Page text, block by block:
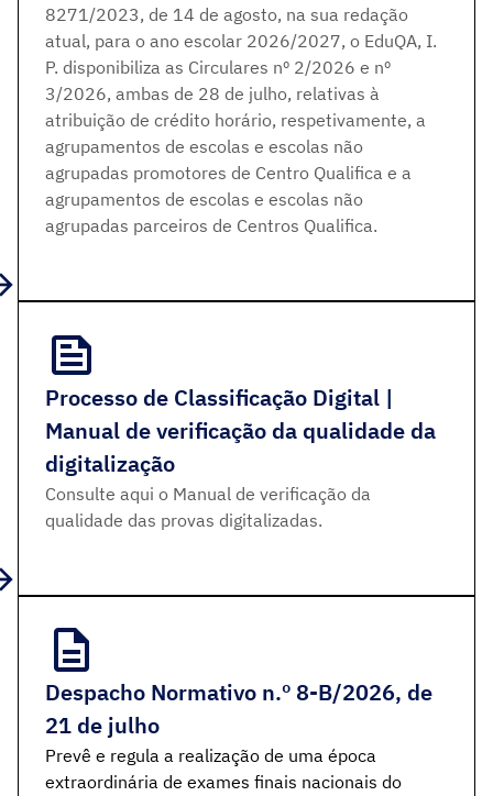
8271/2023, de 14 de agosto, na sua redação
atual, para o ano escolar 2026/2027, o EduQA, I.
P. disponibiliza as Circulares nº 2/2026 e nº
3/2026, ambas de 28 de julho, relativas à
atribuição de crédito horário, respetivamente, a
agrupamentos de escolas e escolas não
agrupadas promotores de Centro Qualifica e a
agrupamentos de escolas e escolas não
agrupadas parceiros de Centros Qualifica.
Processo de Classificação Digital |
Manual de verificação da qualidade da
digitalização
Consulte aqui o Manual de verificação da
qualidade das provas digitalizadas.
Despacho Normativo n.º 8-B/2026, de
21 de julho
Prevê e regula a realização de uma época
extraordinária de exames finais nacionais do